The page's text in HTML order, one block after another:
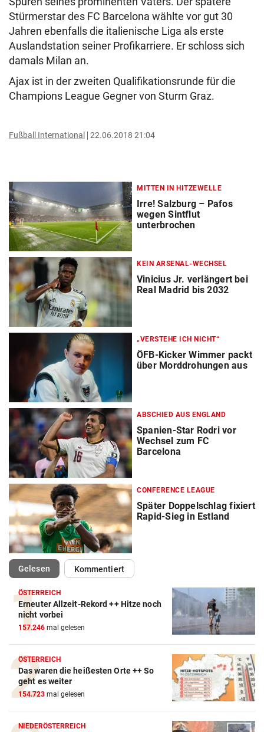
Stürmerstar des FC Barcelona wählte vor gut 30
Jahren ebenfalls die italienische Liga als erste
Auslandstation seiner Profikarriere. Er schloss sich
damals Milan an.
Ajax ist in der zweiten Qualifikationsrunde für die
Champions League Gegner von Sturm Graz.
Fußball International 22.06.2018 21:04
MITTEN IN HITZEWELLE
Irre! Salzburg – Pafos
wegen Sintflut
unterbrochen
KEIN ARSENAL-WECHSEL
Vinicius Jr. verlängert bei
Real Madrid bis 2032
„VERSTEHE ICH NICHT“
ÖFB-Kicker Wimmer packt
über Morddrohungen aus
ABSCHIED AUS ENGLAND
Spanien-Star Rodri vor
Wechsel zum FC
Barcelona
CONFERENCE LEAGUE
Später Doppelschlag fixiert
Rapid-Sieg in Estland
Gelesen(ausgewählt)Kommentiert
ÖSTERREICH
Erneuter Allzeit-Rekord ++ Hitze noch
nicht vorbei
157.246 mal gelesen
ÖSTERREICH
Das waren die heißesten Orte ++ So
geht es weiter
154.723 mal gelesen
NIEDERÖSTERREICH
Action-Cam Vergleich
ZUM VERGLEICH
Crosstrainer Vergleich
E-Bike Vergleich